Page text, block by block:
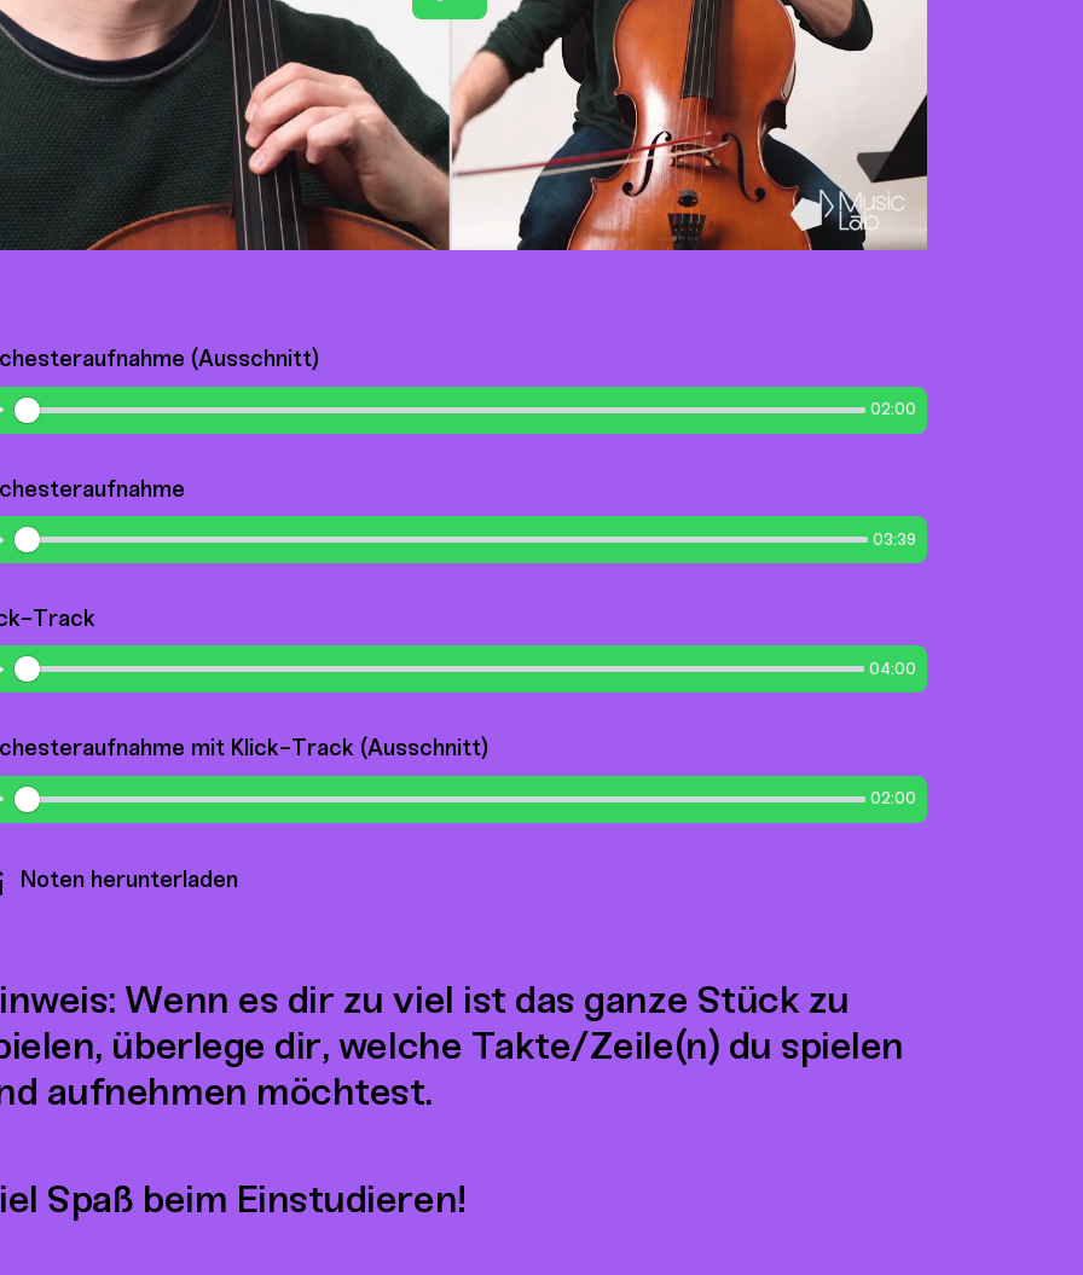
Play
(Ausschnitt)
02:00
03:39
Track
04:00
mit Klick-Track (Ausschnitt)
02:00
Noten herunterladen
Wenn es dir zu viel ist das ganze Stück zu
überlege dir, welche Takte/Zeile(n) du spielen
aufnehmen möchtest.
Spaß beim Einstudieren!